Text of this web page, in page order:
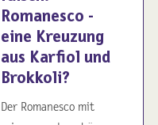
Romanesco -
eine Kreuzung
aus Karfiol und
Brokkoli?
Der Romanesco mit